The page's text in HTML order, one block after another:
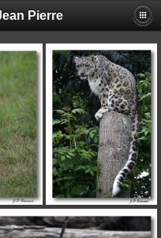
Pierre